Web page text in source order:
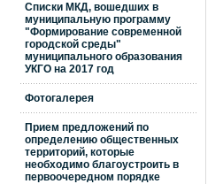
Списки МКД, вошедших в
муниципальную программу
"Формирование современной
городской среды"
муниципального образования
УКГО на 2017 год
Фотогалерея
Прием предложений по
определению общественных
территорий, которые
необходимо благоустроить в
первоочередном порядке